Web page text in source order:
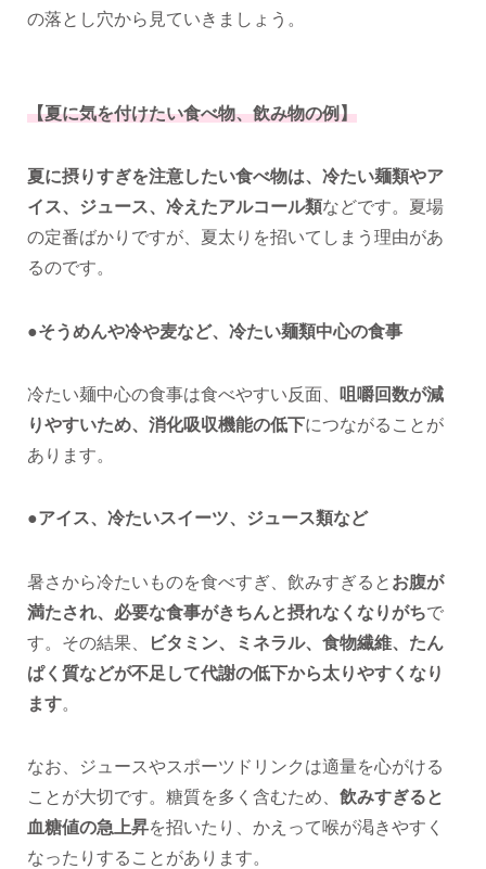
の落とし穴から見ていきましょう。
【夏に気を付けたい食べ物、飲み物の例】
夏に摂りすぎを注意したい食べ物は、冷たい麺類やア
イス、ジュース、冷えたアルコール類などです。夏場
の定番ばかりですが、夏太りを招いてしまう理由があ
るのです。
●そうめんや冷や麦など、冷たい麺類中心の食事
冷たい麺中心の食事は食べやすい反面、
咀嚼回数が減
りやすいため、消化吸収機能の低下につながることが
あります。
●アイス、冷たいスイーツ、ジュース類など
暑さから冷たいものを食べすぎ、飲みすぎると お腹が
満たされ、必要な食事がきちんと摂れなくなりがちで
す。その結果、
ビタミン、ミネラル、食物繊維、たん
ぱく質などが不足して代謝の低下から太りやすくなり
ます。
なお、ジュースやスポーツドリンクは適量を心がける
ことが大切です。糖質を多く含むため、 飲みすぎると
血糖値の急上昇を招いたり、かえって喉が渇きやすく
なったりすることがあります。